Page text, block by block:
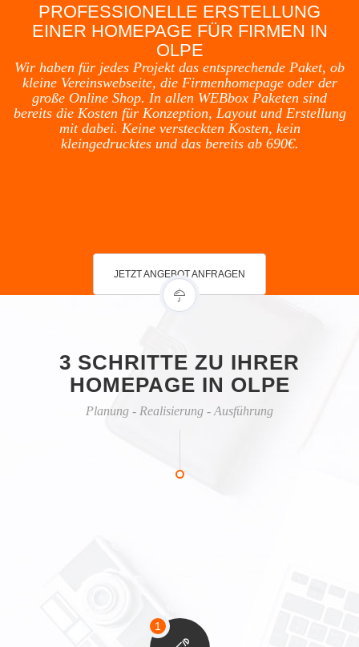
PROFESSIONELLE ERSTELLUNG
EINER HOMEPAGE FÜR FIRMEN IN
OLPE
Wir haben für jedes Projekt das entsprechende Paket, ob
kleine Vereinswebseite, die Firmenhomepage oder der
große Online Shop. In allen WEBbox Paketen sind
bereits die Kosten für Konzeption, Layout und Erstellung
mit dabei. Keine versteckten Kosten, kein
kleingedrucktes und das bereits ab 690€.
JETZT ANGEBOT ANFRAGEN
3 SCHRITTE ZU IHRER
HOMEPAGE IN OLPE
Planung - Realisierung - Ausführung